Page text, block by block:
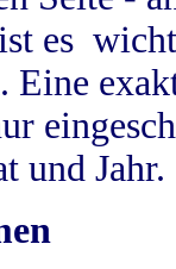
es
und Jahr.